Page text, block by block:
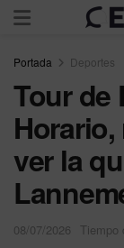
Portada Deportes
Tour de
ver la
08/07/2026 Tiempo